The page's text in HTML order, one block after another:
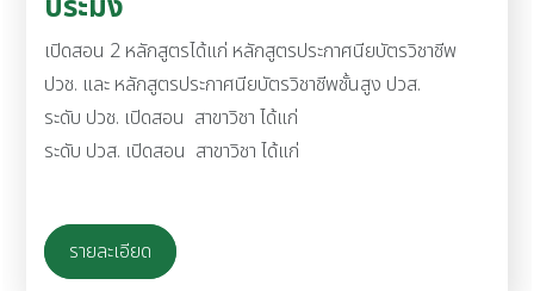
เปิดสอน 2 หลักสูตรได้แก่ หลักสูตรประกาศนียบัตรวิชาชีพ
ปวช. และ หลักสูตรประกาศนียบัตรวิชาชีพชั้นสูง ปวส.
ระดับ ปวช. เปิดสอน สาขาวิชา ได้แก่
ระดับ ปวส. เปิดสอน สาขาวิชา ได้แก่
รายละเอียด